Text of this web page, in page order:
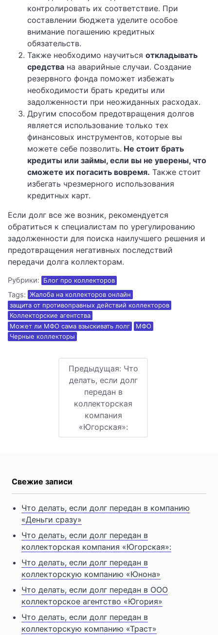
контролировать их соответствие. При
составлении бюджета уделите особое
внимание погашению кредитных
обязательств.
Также необходимо научиться откладывать
средства на аварийные случаи. Создание
резервного фонда поможет избежать
необходимости брать кредиты или
задолженности при неожиданных расходах.
Другим способом предотвращения долгов
является использование только тех
финансовых инструментов, которые вы
можете себе позволить. Не стоит брать
кредиты или займы, если вы не уверены, что
сможете их погасить вовремя. Также стоит
избегать чрезмерного использования
кредитных карт.
Если долг все же возник, рекомендуется
обратиться к специалистам по урегулированию
задолженности для поиска наилучшего решения и
предотвращения негативных последствий
передачи долга коллекторам.
Рубрики: Блог про коллекторов
Tags: Жалоба на коллекторов онлайн
защита от противоправных действий коллекторов
Коллекторские агентства
Может ли МФО сама взыскивать лолг
МФО
Черные коллекторы
Предыдущая: Что
делать, если долг
передан в
коллекторская
компания
«Югорская»:
Свежие записи
Что делать, если долг передан в компанию
«Деньги сразу»
Что делать, если долг передан в
коллекторская компания «Югорская»:
Что делать, если долг передан в
коллекторскую компанию «Юнона»
Что делать, если долг передан в ООО
коллекторское агентство «Югория»
Что делать, если долг передан в
коллекторскую компанию «Траст»